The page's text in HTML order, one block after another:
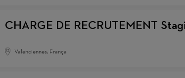
CHARGE DE RECRUTEMENT
Valenciennes, França